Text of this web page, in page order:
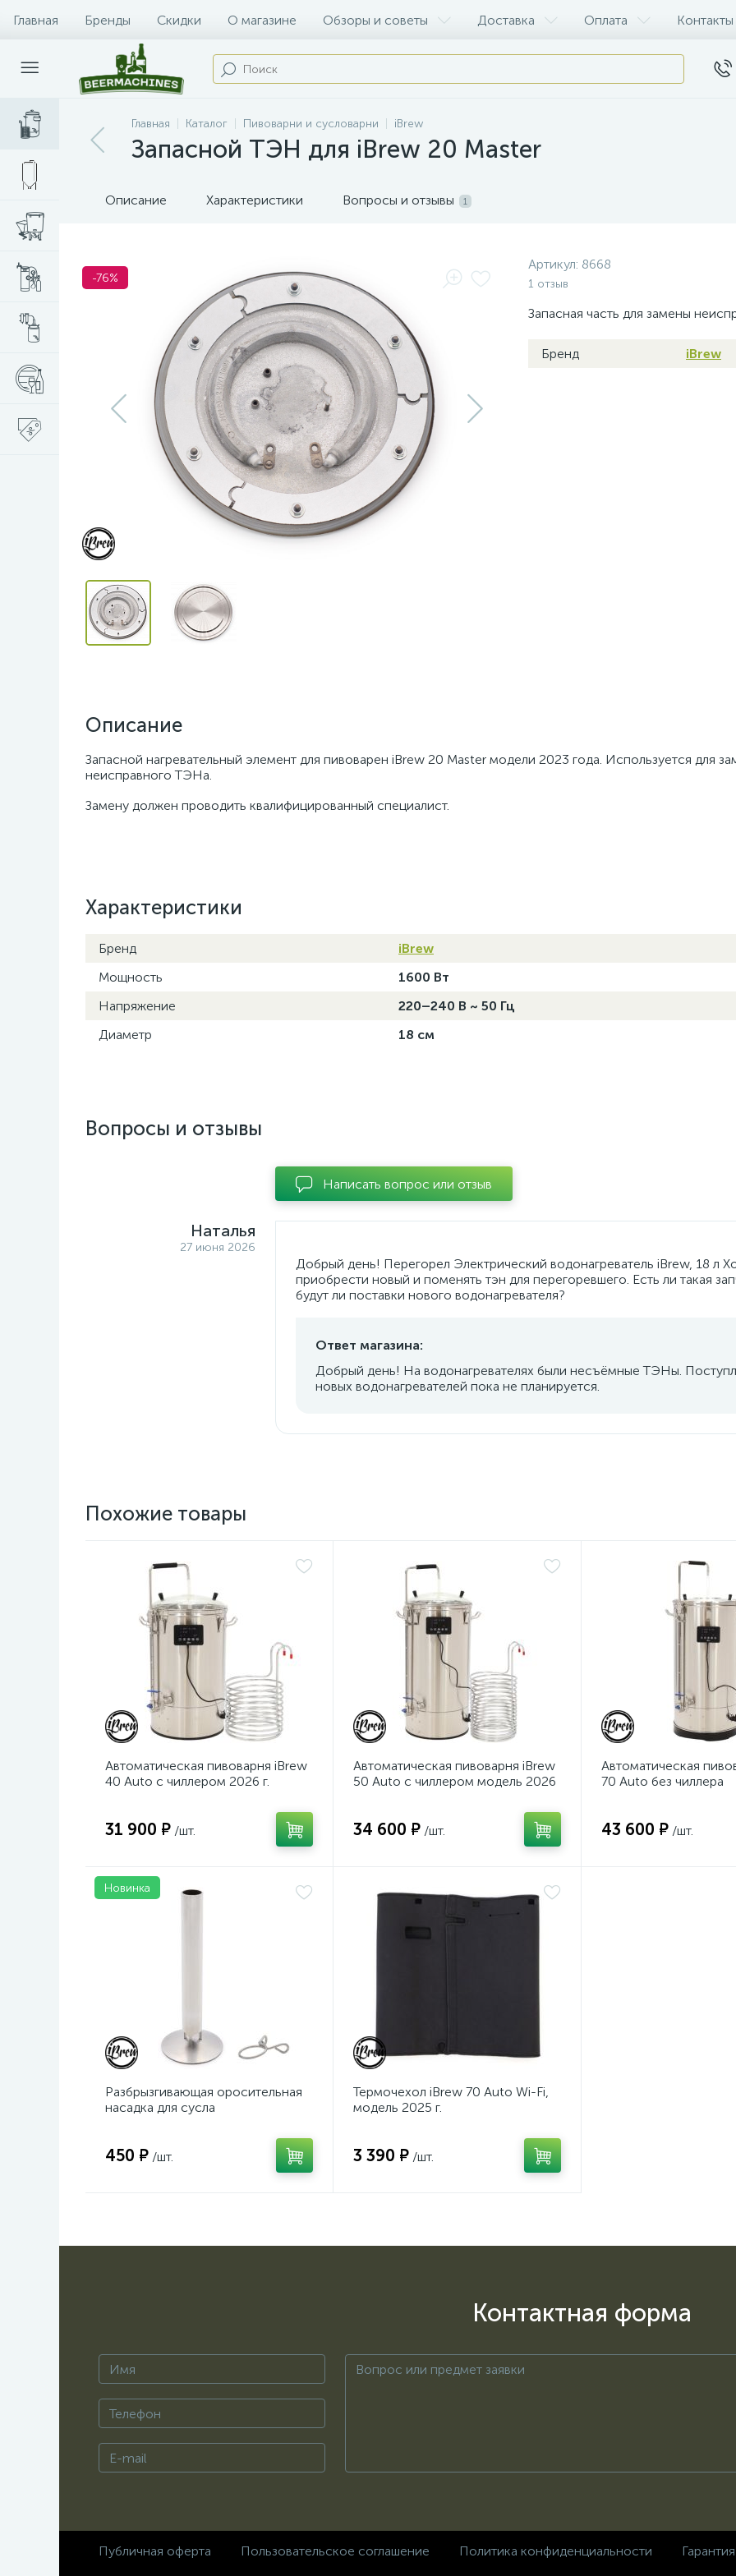
Главная Бренды Скидки О магазине Обзоры и советы Доставка Оплата Контакты
Главная Каталог Пивоварни и сусловарни iBrew
Запасной ТЭН для iBrew 20 Master
Описание Характеристики Вопросы и отзывы 1
-76%
Артикул: 8668
1 отзыв
Запасная часть для замены
Бренд iBrew
Описание
Запасной нагревательный элемент для пивоварен iBrew 20 Master модели 2023 года. Используется для
неисправного ТЭНа.
Замену должен проводить квалифицированный специалист.
Характеристики
Бренд
iBrew
Мощность
1600 Вт
Напряжение
220–240 В ~ 50 Гц
Диаметр
18 см
Вопросы и отзывы
Написать вопрос или отзыв
Наталья
27 июня 2026
Добрый день! Перегорел Электрический водонагреватель iBrew, 18 л
приобрести новый и поменять тэн для перегоревшего. Есть ли такая
будут ли поставки нового водонагревателя?
Ответ магазина:
Добрый день! На водонагревателях были несъёмные ТЭНы.
новых водонагревателей пока не планируется.
Похожие товары
Автоматическая пивоварня iBrew
40 Auto с чиллером 2026 г.
31 900 ₽ /шт.
Автоматическая пивоварня iBrew
50 Auto с чиллером модель 2026
34 600 ₽ /шт.
Автоматическая
70 Auto без чиллера
43 600 ₽ /шт.
Новинка
Разбрызгивающая оросительная
насадка для сусла
450 ₽ /шт.
Термочехол iBrew 70 Auto Wi-Fi,
модель 2025 г.
3 390 ₽ /шт.
Контактная форма
Публичная оферта Пользовательское соглашение Политика конфиденциальности